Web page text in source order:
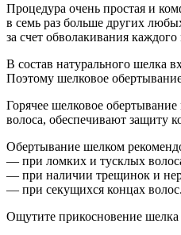
Процедура очень простая и
в семь раз больше других
за счет обволакивания
В состав натурального шелка
Поэтому шелковое
Горячее шелковое
волоса, обеспечивают защиту
Обертывание шелком
— при ломких и тусклых
— при наличии трещинок и
— при секущихся концах волос.
Ощутите прикосновение